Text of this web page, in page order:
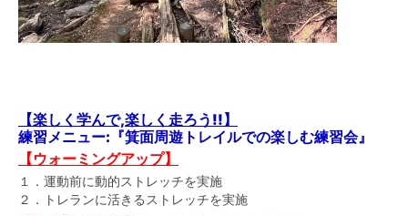
【楽しく学んで,楽しく走ろう!!】
練習メニュー:『箕面周遊トレイルでの楽しむ練習会』
【ウォーミングアップ】
１．運動前に動的ストレッチを実施
２．トレランに活きるストレッチを実施